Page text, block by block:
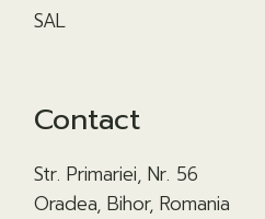
SAL
Contact
Str. Primariei, Nr. 56
Oradea, Bihor, Romania